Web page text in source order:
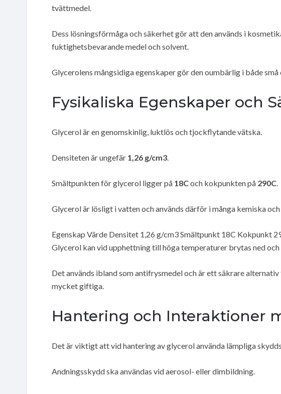
tvättmedel.
Dess lösningsförmåga och säkerhet gör att den används i
fuktighetsbevarande medel och solvent.
Glycerolens mångsidiga egenskaper gör den oumbärlig i både
Fysikaliska Egenskaper och
Glycerol är en genomskinlig, luktlös och tjockflytande vätska.
Densiteten är ungefär 1,26 g/cm3.
Smältpunkten för glycerol ligger på 18Coch kokpunkten på 290C.
Glycerol är lösligt i vatten och används därför i många kemiska
Egenskap Värde Densitet 1,26 g/cm3 Smältpunkt 18C Kokpunkt
Glycerol kan vid upphettning till höga temperaturer brytas ned
Det används ibland som antifrysmedel och är ett säkrare
mycket giftiga.
Hantering och Interaktioner
Det är viktigt att vid hantering av glycerol använda lämpliga
Andningsskydd ska användas vid aerosol- eller dimbildning.